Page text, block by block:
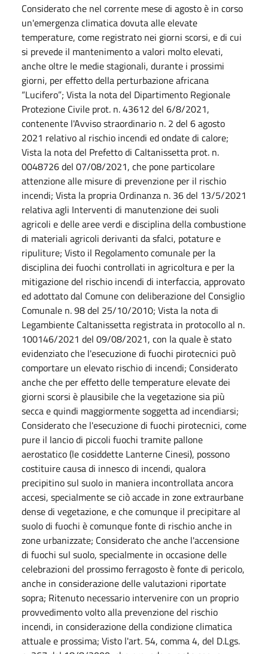
Considerato che nel corrente mese di agosto è in corso
un'emergenza climatica dovuta alle elevate
temperature, come registrato nei giorni scorsi, e di cui
si prevede il mantenimento a valori molto elevati,
anche oltre le medie stagionali, durante i prossimi
giorni, per effetto della perturbazione africana
“Lucifero”; Vista la nota del Dipartimento Regionale
Protezione Civile prot. n. 43612 del 6/8/2021,
contenente l'Avviso straordinario n. 2 del 6 agosto
2021 relativo al rischio incendi ed ondate di calore;
Vista la nota del Prefetto di Caltanissetta prot. n.
0048726 del 07/08/2021, che pone particolare
attenzione alle misure di prevenzione per il rischio
incendi; Vista la propria Ordinanza n. 36 del 13/5/2021
relativa agli Interventi di manutenzione dei suoli
agricoli e delle aree verdi e disciplina della combustione
di materiali agricoli derivanti da sfalci, potature e
ripuliture; Visto il Regolamento comunale per la
disciplina dei fuochi controllati in agricoltura e per la
mitigazione del rischio incendi di interfaccia, approvato
ed adottato dal Comune con deliberazione del Consiglio
Comunale n. 98 del 25/10/2010; Vista la nota di
Legambiente Caltanissetta registrata in protocollo al n.
100146/2021 del 09/08/2021, con la quale è stato
evidenziato che l'esecuzione di fuochi pirotecnici può
comportare un elevato rischio di incendi; Considerato
anche che per effetto delle temperature elevate dei
giorni scorsi è plausibile che la vegetazione sia più
secca e quindi maggiormente soggetta ad incendiarsi;
Considerato che l'esecuzione di fuochi pirotecnici, come
pure il lancio di piccoli fuochi tramite pallone
aerostatico (le cosiddette Lanterne Cinesi), possono
costituire causa di innesco di incendi, qualora
precipitino sul suolo in maniera incontrollata ancora
accesi, specialmente se ciò accade in zone extraurbane
dense di vegetazione, e che comunque il precipitare al
suolo di fuochi è comunque fonte di rischio anche in
zone urbanizzate; Considerato che anche l'accensione
di fuochi sul suolo, specialmente in occasione delle
celebrazioni del prossimo ferragosto è fonte di pericolo,
anche in considerazione delle valutazioni riportate
sopra; Ritenuto necessario intervenire con un proprio
provvedimento volto alla prevenzione del rischio
incendi, in considerazione della condizione climatica
attuale e prossima; Visto l'art. 54, comma 4, del D.Lgs.